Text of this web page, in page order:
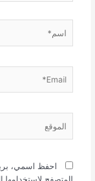
احفظ اسمي،
المتصفح لاستخدامها